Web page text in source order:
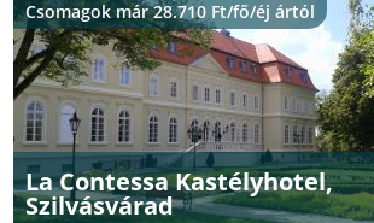
La Contessa Kastélyhotel,
Szilvásvárad
Csomagok már 28.710 Ft/fő/éj ártól